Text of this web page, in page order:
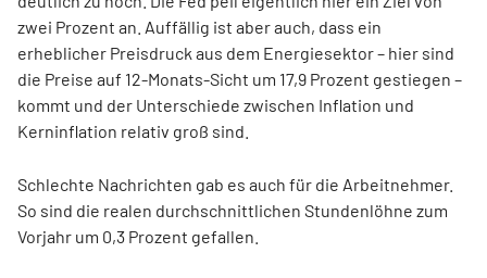
zwei Prozent an. Auffällig ist aber auch, dass ein
erheblicher Preisdruck aus dem Energiesektor – hier sind
die Preise auf 12-Monats-Sicht um 17,9 Prozent gestiegen –
kommt und der Unterschiede zwischen Inflation und
Kerninflation relativ groß sind.
Schlechte Nachrichten gab es auch für die Arbeitnehmer.
So sind die realen durchschnittlichen Stundenlöhne zum
Vorjahr um 0,3 Prozent gefallen.